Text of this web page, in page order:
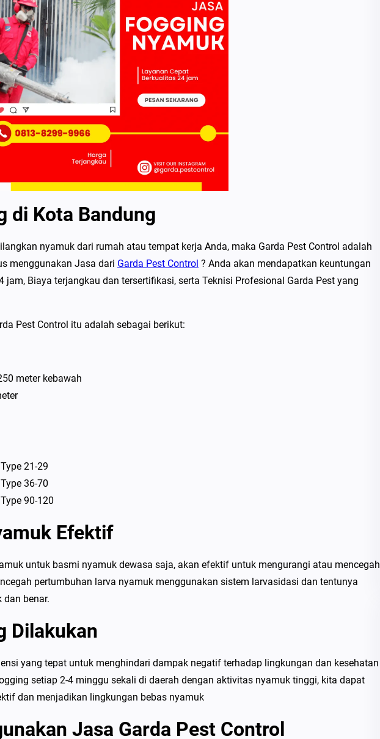
di Kota Bandung
nyamuk dari rumah atau tempat kerja Anda, maka Garda Pest Control adalah
menggunakan Jasa dari Garda Pest Control ? Anda akan mendapatkan keuntungan
Biaya terjangkau dan tersertifikasi, serta Teknisi Profesional Garda Pest yang
Pest Control itu adalah sebagai berikut:
meter kebawah
21-29
36-70
90-120
Efektif
untuk basmi nyamuk dewasa saja, akan efektif untuk mengurangi atau mencegah
pertumbuhan larva nyamuk menggunakan sistem larvasidasi dan tentunya
benar.
Dilakukan
yang tepat untuk menghindari dampak negatif terhadap lingkungan dan kesehatan
setiap 2-4 minggu sekali di daerah dengan aktivitas nyamuk tinggi, kita dapat
dan menjadikan lingkungan bebas nyamuk
Jasa Garda Pest Control